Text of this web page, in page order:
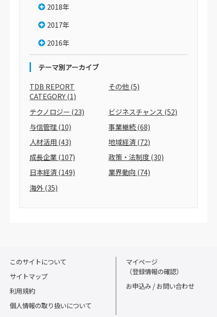
2018年
2017年
2016年
テーマ別アーカイブ
TDB REPORT
CATEGORY(1)
その他(5)
テクノロジー (23) ビジネスチャンス (52)
与信管理(10) 事業継続(68)
人材活用(43) 地域経済(72)
成長企業(107) 政策・法制度(30)
日本経済(149) 業界動向 (74)
海外(35)
このサイトについて
サイトマップ
利用規約
個人情報の取り扱いについて
マイページ
（登録情報の確認）
お申込み / お問い合わせ